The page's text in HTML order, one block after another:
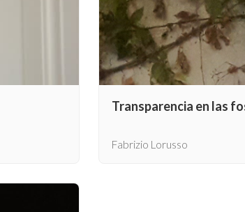
Transparencia en las
Fabrizio Lorusso